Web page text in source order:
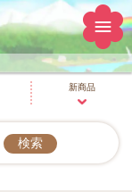
新商品